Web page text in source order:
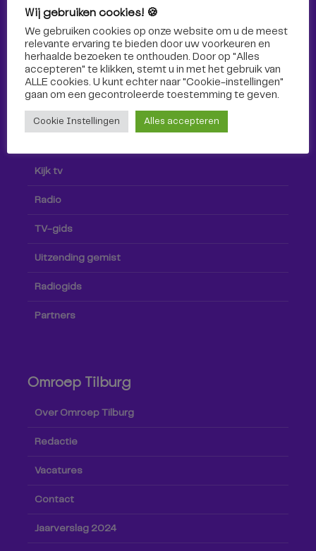
Volg Omroep Tilburg niet alleen hier, maar ook via social
media!
Kijk tv
Radio
TV-gids
Uitzending gemist
Radiogids
Partners
Omroep Tilburg
Over Omroep Tilburg
Redactie
Vacatures
Contact
Jaarverslag 2024
Wij gebruiken cookies! 🍪
We gebruiken cookies op onze website om u de meest
relevante ervaring te bieden door uw voorkeuren en
herhaalde bezoeken te onthouden. Door op "Alles
accepteren" te klikken, stemt u in met het gebruik van
ALLE cookies. U kunt echter naar "Cookie-instellingen"
gaan om een ​​gecontroleerde toestemming te geven.
Cookie Instellingen Alles accepteren